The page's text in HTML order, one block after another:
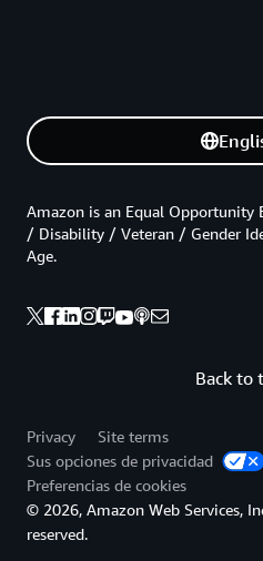
Back to
Amazon is an Equal
/ Disability / Veteran / Gender
Age.
Privacy
Site terms
Sus opciones de privacidad
Preferencias de cookies
© 2026, Amazon Web Services,
reserved.